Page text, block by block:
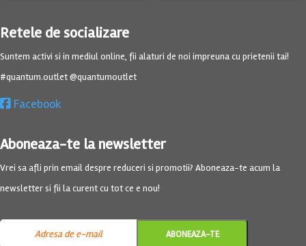
Retele de socializare
Suntem activi si in mediul online, fii alaturi de noi impreuna cu prietenii tai!
#quantum.outlet @quantumoutlet
Facebook
Aboneaza-te la newsletter
Vrei sa afli prin email despre reduceri si promotii? Aboneaza-te acum la
newsletter si fii la curent cu tot ce e nou!